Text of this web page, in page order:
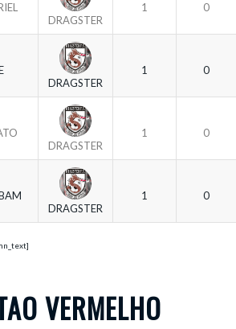
DRAGSTER
1 0
DRAGSTER
1 0
DRAGSTER
1 0
DRAGSTER
1 0
VERMELHO